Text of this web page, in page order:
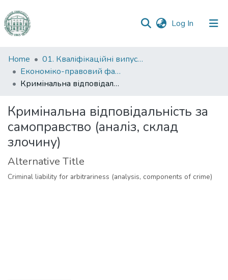
Log In (current)
Communities
&
Collections
Statistics
Home
01. Кваліфікаційні випускні роботи здобувачів вищої освіти
Економіко-правовий факультет
Кримінальна відповідальність за самоправство (аналіз, склад злочину)
Кримінальна відповідальність за
самоправство (аналіз, склад
злочину)
Alternative Title
Criminal liability for arbitrariness (analysis, components of crime)